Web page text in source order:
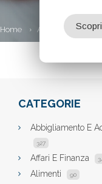
Home Aziende B&B
CATEGORIE
Abbigliamento E
327
Affari E Finanza
Alimenti 90